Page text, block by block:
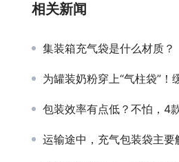
相关新闻
集装箱充气袋是什么材质？
为罐装奶粉穿上“气柱袋”！
包装效率有点低？不怕，4款
运输途中，充气包装袋主要